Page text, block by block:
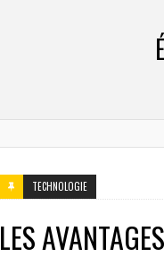
TECHNOLOGIE
LES